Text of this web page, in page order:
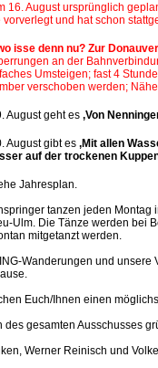
16. August ursprünglich
vorverlegt und hat schon
isse denn nu? Zur
an der
Umsteigen; fast 4
verschoben werden;
August geht es ‚Von
August gibt es ‚Mit allen
auf der trockenen
Jahresplan.
tanzen jeden Montag
Ulm. Die Tänze werden bei
mitgetanzt werden.
Wanderungen und unsere
Euch/Ihnen einen
des gesamten Ausschusses
Werner Reinisch und